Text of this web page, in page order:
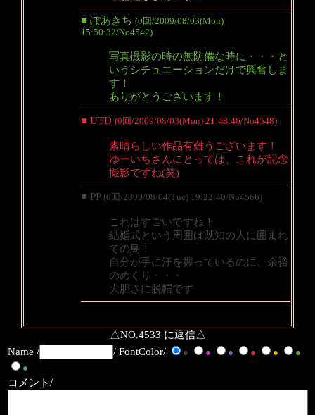
■ ぽあきち (0回/2009/08/03(Mon)
15:50:32/No4542)
写真撮影の時の無防備な時に・・・と
いうシチュエーションだけで興奮しま
す！
ありがとうございます！
■ UTD (0回/2009/08/03(Mon) 21:48:46/No4548)
素晴らしい作品有難うございます！
ゆーいちさんにとっては、これが記念
撮影ですね(笑)
■ PP (0回/2009/08/04(Tue) 19:22:40/No4566)
これはすごいですね！
結婚式という周囲は既知の人に囲まれ
ての鳥！
自分が手に汗を握っているのに、余裕
のめくり・・・
大胆さに脱帽です
△NO.4533 に返信△
Name /
/ FontColor/ ● ● ● ● ●
●
●
コメント/